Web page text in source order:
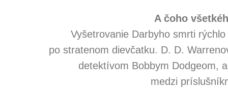
A čoho
Vyšetrovanie Darbyho smrti
po stratenom dievčatku. D. D.
detektívom Bobbym Dodgeom,
medzi